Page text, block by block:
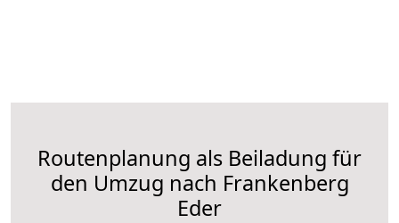
Routenplanung als Beiladung für
den Umzug nach Frankenberg
Eder